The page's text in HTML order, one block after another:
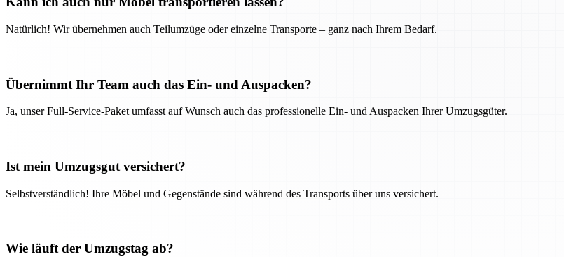
Natürlich! Wir übernehmen auch Teilumzüge oder einzelne Transporte – ganz nach Ihrem Bedarf.
Übernimmt Ihr Team auch das Ein- und Auspacken?
Ja, unser Full-Service-Paket umfasst auf Wunsch auch das professionelle Ein- und Auspacken Ihrer Umzugsgüter.
Ist mein Umzugsgut versichert?
Selbstverständlich! Ihre Möbel und Gegenstände sind während des Transports über uns versichert.
Wie läuft der Umzugstag ab?